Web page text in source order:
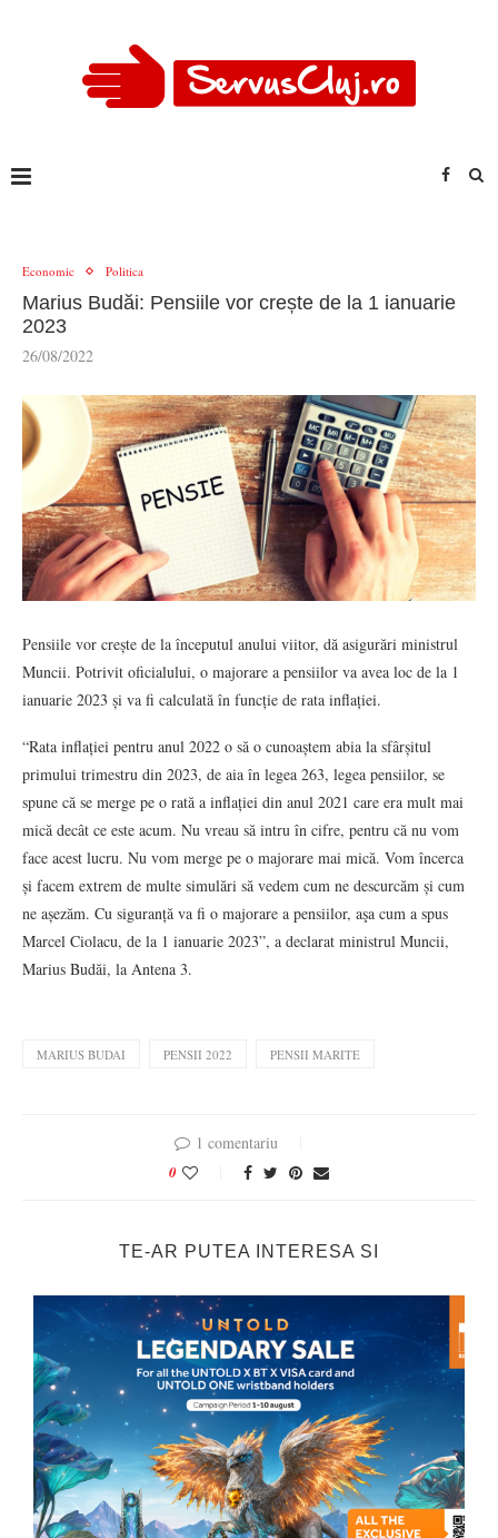
Economic Politica
Marius Budăi: Pensiile vor crește de la 1 ianuarie
2023
26/08/2022
Pensiile vor crește de la începutul anului viitor, dă asigurări ministrul
Muncii. Potrivit oficialului, o majorare a pensiilor va avea loc de la 1
ianuarie 2023 și va fi calculată în funcție de rata inflației.
“Rata inflației pentru anul 2022 o să o cunoaștem abia la sfârșitul
primului trimestru din 2023, de aia în legea 263, legea pensiilor, se
spune că se merge pe o rată a inflației din anul 2021 care era mult mai
mică decât ce este acum. Nu vreau să intru în cifre, pentru că nu vom
face acest lucru. Nu vom merge pe o majorare mai mică. Vom încerca
și facem extrem de multe simulări să vedem cum ne descurcăm și cum
ne așezăm. Cu siguranță va fi o majorare a pensiilor, aşa cum a spus
Marcel Ciolacu, de la 1 ianuarie 2023”, a declarat ministrul Muncii,
Marius Budăi, la Antena 3.
MARIUS BUDAI PENSII 2022 PENSII MARITE
1 comentariu
0
TE-AR PUTEA INTERESA SI